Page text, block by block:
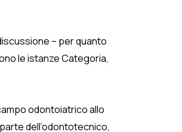
– per quanto
le istanze Categoria,
odontoiatrico allo
dell’odontotecnico,